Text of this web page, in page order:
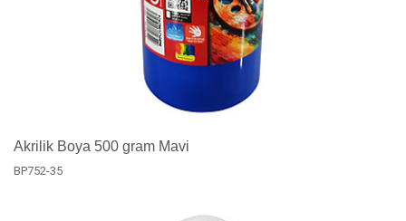
Akrilik Boya 500 gram Mavi
BP752-35